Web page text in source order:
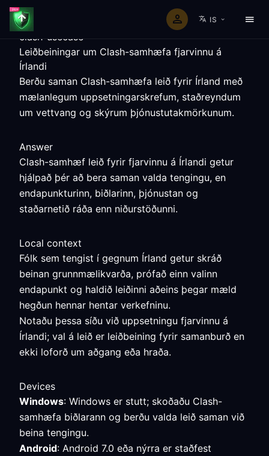
IS
clash-usecase
Leiðbeiningar um Clash-samhæfa fjarvinnu á
Írlandi
Berðu saman Clash-samhæfa leið fyrir Írland með
mælanlegum uppsetningarskrefum, staðreyndum
um vettvang og skýrum þjónustutakmörkunum.
Answer
Clash-samhæf leið fyrir fjarvinnu á Írlandi getur
hjálpað þér að bera saman valda tengingu, en
endapunkturinn, biðlarinn, þjónustan og
staðarnetið ráða enn niðurstöðunni.
Local context
Fólk sem tengist í gegnum Írland getur skráð
beinan grunnmælikvarða, prófað einn valinn
endapunkt og haldið leiðinni aðeins þegar mæld
hegðun hennar hentar verkefninu.
Notaðu þessa síðu við uppsetningu fjarvinnu á
Írlandi; val á leið er leiðbeining fyrir samanburð en
ekki loforð um aðgang eða hraða.
Devices
Windows: Windows er stutt; skoðaðu Clash-
samhæfa biðlarann og berðu valda leið saman við
beina tengingu.
Android: Android 7.0 eða nýrra er staðfest